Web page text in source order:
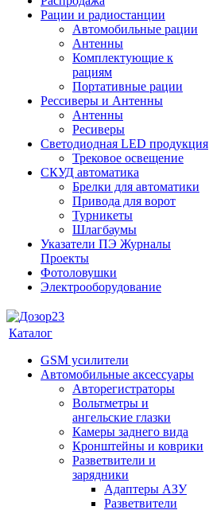
Рации и радиостанции
Автомобильные рации
Антенны
Комплектующие к
рациям
Портативные рации
Рессиверы и Антенны
Антенны
Ресиверы
Светодиодная LED продукция
Трековое освещение
СКУД автоматика
Брелки для автоматики
Привода для ворот
Турникеты
Шлагбаумы
Указатели ПЭ Журналы
Проекты
Фотоловушки
Электрооборудование
Каталог
GSM усилители
Автомобильные аксессуары
Авторегистраторы
Вольтметры и
ангельские глазки
Камеры заднего вида
Кронштейны и коврики
Разветвители и
зарядники
Адаптеры АЗУ
Разветвители